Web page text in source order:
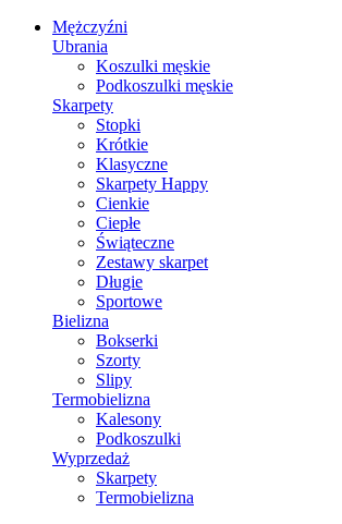
Mężczyźni
Ubrania
Koszulki męskie
Podkoszulki męskie
Skarpety
Stopki
Krótkie
Klasyczne
Skarpety Happy
Cienkie
Ciepłe
Świąteczne
Zestawy skarpet
Długie
Sportowe
Bielizna
Bokserki
Szorty
Slipy
Termobielizna
Kalesony
Podkoszulki
Wyprzedaż
Skarpety
Termobielizna